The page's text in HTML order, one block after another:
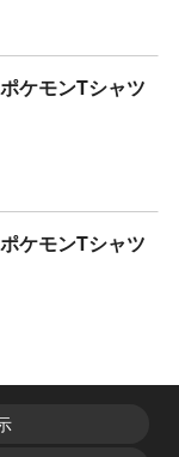
ケモンTシャツ
ケモンTシャツ